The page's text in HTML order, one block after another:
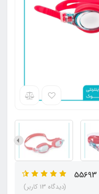
(دیدگاه 13 کاربر)